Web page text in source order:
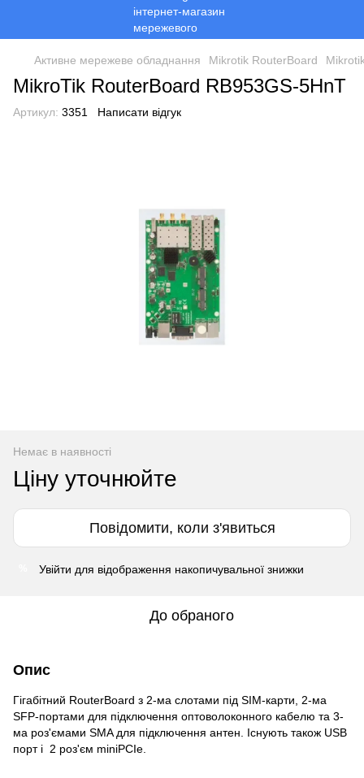
Активне мережеве обладнання Mikrotik RouterBoard
MikroTik RouterBoard RB953GS-5HnT
Артикул: 3351 Написати відгук
Немає в наявності
Ціну уточнюйте
Повідомити, коли з'явиться
Увійти для відображення накопичувальної знижки
До обраного
Опис
Гігабітний RouterBoard з 2-ма слотами під SIM-карти, 2-ма
SFP-портами для підключення оптоволоконного кабелю та 3-
ма роз'ємами SMA для підключення антен. Існують також USB
порт і 2 роз'єм miniPCIe.